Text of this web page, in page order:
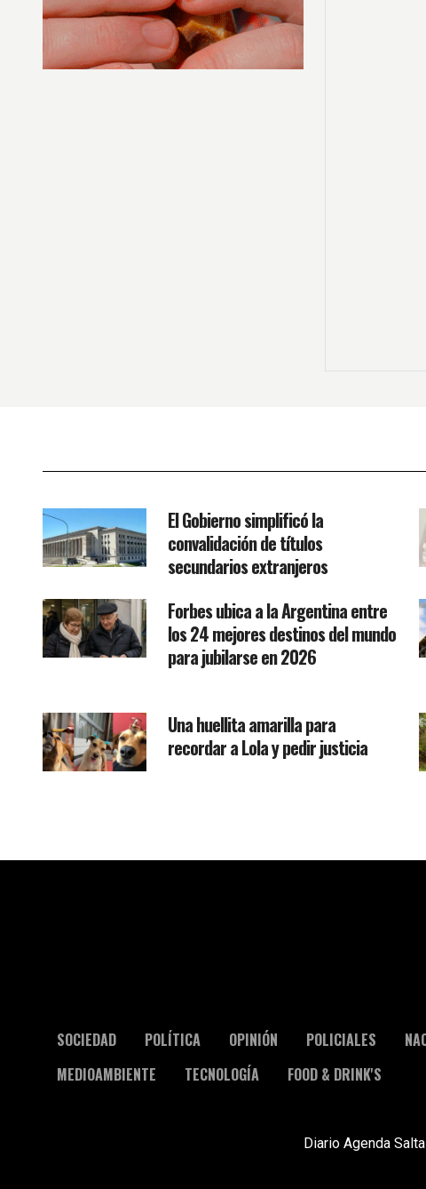
El Gobierno simplificó la
convalidación de títulos
secundarios extranjeros
Forbes ubica a la Argentina entre
los 24 mejores destinos del mundo
para jubilarse en 2026
Una huellita amarilla para
recordar a Lola y pedir justicia
SOCIEDAD POLÍTICA OPINIÓN POLICIALES
MEDIOAMBIENTE
TECNOLOGÍA FOOD & DRINK'S
Diario Agenda